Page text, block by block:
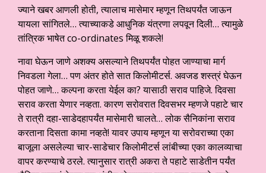
ज्याने खबर आणली होती, त्यालाच मासेमार म्हणून तिथपर्यंत जाऊन
यायला सांगितले… त्याच्याकडे आधुनिक यंत्रणा लपवून दिली… त्यामुळे
तांत्रिक भाषेत co-ordinates मिळू शकले!
नावा घेऊन जाणे अशक्य असल्याने तिथपर्यंत पोहत जाण्याचा मार्ग
निवडला गेला… पण अंतर होते सात किलोमीटर्स. अवजड शस्त्रं घेऊन
पोहत जाणे… कल्पना करता येईल का? यासाठी सराव पाहिजे. दिवसा
सराव करता येणार नव्हता. कारण सरोवरात दिवसभर म्हणजे पहाटे चार
ते रात्री दहा-साडेदहापर्यंत मासेमारी चालते… लोक सैनिकांना सराव
करताना दिसता कामा नव्हते! यावर उपाय म्हणून या सरोवराच्या एका
बाजूला असलेल्या चार-साडेचार किलोमीटर्स लांबीच्या एका कालव्याचा
वापर करण्याचे ठरले. त्यानुसार रात्री अकरा ते पहाटे साडेतीन पर्यंत